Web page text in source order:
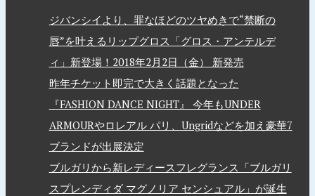
ジバンシイより、罪なほどのツヤめきで“禁断の
唇”を叶えるリップグロス「グロス・アンテルデ
ィ」新登場！2018年2月2日（金） 新発売
昨年チケット即完で大きく話題となった
『FASHION DANCE NIGHT』 今年もUNDER
ARMOURやロレアル パリ、Ungridなどを加え豪華7
ブランドが出展決定
ブルガリから新レディースフレグランス「ブルガリ
スプレンディダ マグノリア センシュアル」が誕生